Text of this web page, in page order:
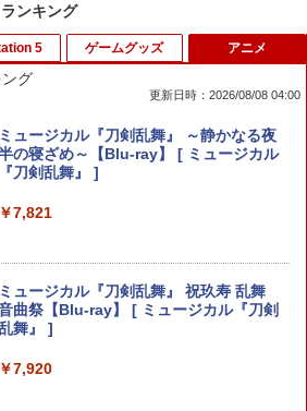
ンキング
Switch2 保護フィルム スイッチ2 保護フ
ルム switch2 フィルム Switch2 ガラ
スフィルム スイッチ2 フィルム ガイド
アクセサリー Nintendo Switch2 ケース
￥1,000
【お買い物マラソン期間限定♪最大30％O
5
PRO FREAK V2 Cheeky (通常版) モデ
プロフリーク PS5 PS4 NS proチーキ
ー 凹型 FPS 無段階高さ調節 profreek バ
ロコン対応【定形外郵便のみ送料無料】
￥1,999
＼20%OFF★在庫処分／【最新型】PS5
ゲームグッズ アニメ
グ
更新日時：2026/08/08 04:00
ミュージカル『刀剣乱舞』 ～静かなる夜
の寝ざめ～【Blu-ray】 [ ミュージカル
『刀剣乱舞』 ]
￥7,821
ミュージカル『刀剣乱舞』 祝玖寿 乱舞
曲祭【Blu-ray】 [ ミュージカル『刀剣
舞』 ]
￥7,920